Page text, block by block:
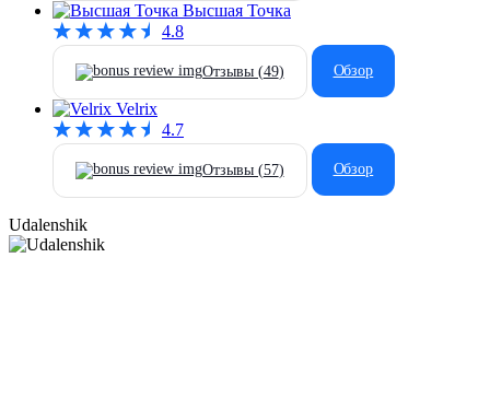
Высшая Точка
4.8
Отзывы (49) Обзор
Velrix
4.7
Отзывы (57) Обзор
Udalenshik